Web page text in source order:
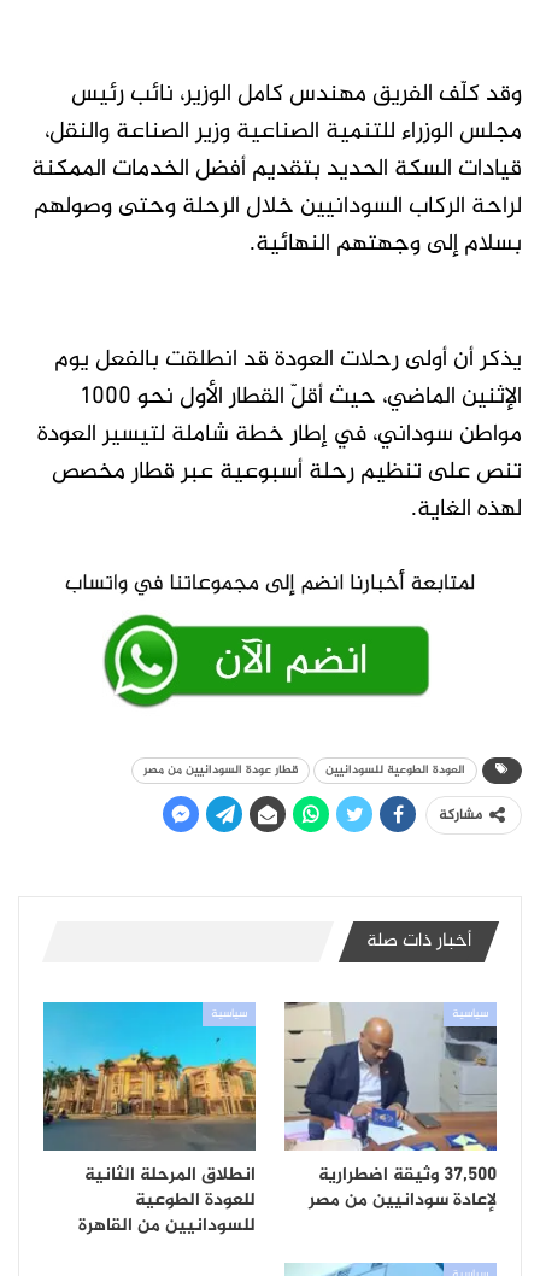
وقد كلّف الفريق مهندس كامل الوزير، نائب رئيس
مجلس الوزراء للتنمية الصناعية وزير الصناعة والنقل،
قيادات السكة الحديد بتقديم أفضل الخدمات الممكنة
لراحة الركاب السودانيين خلال الرحلة وحتى وصولهم
بسلام إلى وجهتهم النهائية.
يذكر أن أولى رحلات العودة قد انطلقت بالفعل يوم
الإثنين الماضي، حيث أقلّ القطار الأول نحو 1000
مواطن سوداني، في إطار خطة شاملة لتيسير العودة
تنص على تنظيم رحلة أسبوعية عبر قطار مخصص
لهذه الغاية.
العودة الطوعية للسودانيين قطار عودة السودانيين من مصر
مشاركة
أخبار ذات صلة
سياسية
37,500 وثيقة اضطرارية
لإعادة سودانيين من مصر
سياسية
انطلاق المرحلة الثانية
للعودة الطوعية
للسودانيين من القاهرة